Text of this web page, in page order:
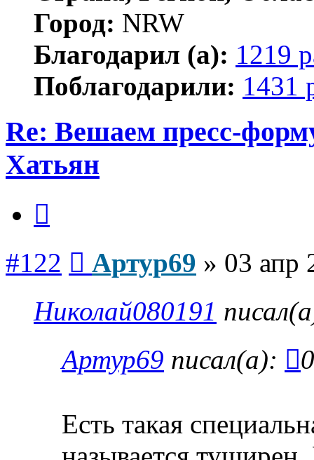
Город: NRW
Благодарил (а): 1219
Поблагодарили: 1431
Re: Вешаем пресс-
Хатьян
#122 Артур69 » 03 апр
Николай080191
Артур69 писал(а):
Есть такая